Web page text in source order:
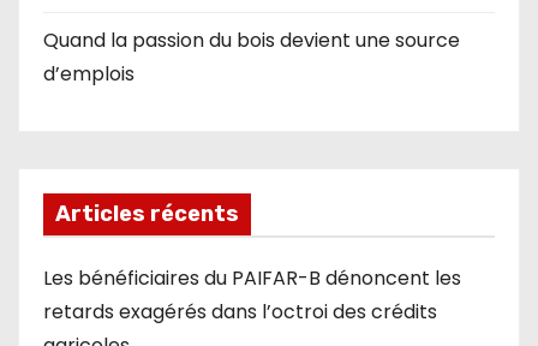
Quand la passion du bois devient une source
d’emplois
Articles récents
Les bénéficiaires du PAIFAR-B dénoncent les
retards exagérés dans l’octroi des crédits